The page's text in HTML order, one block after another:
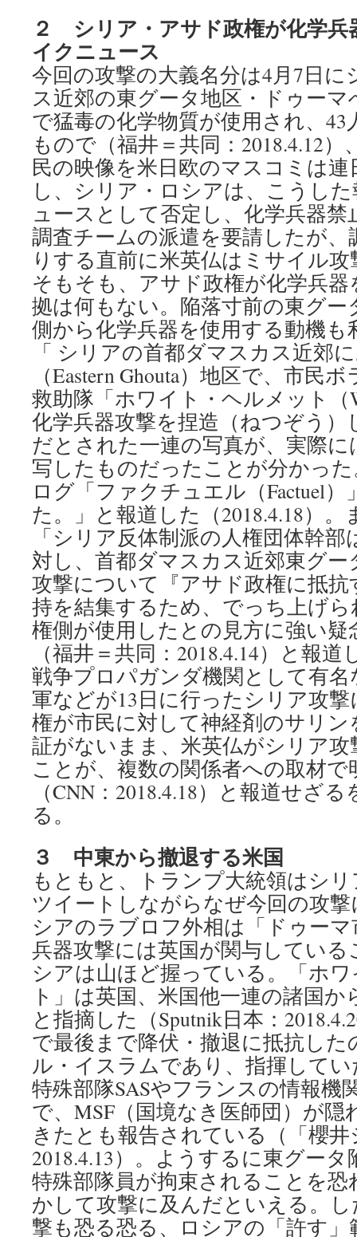
２ シリア・アサド政権が化学兵
イクニュース
今回の攻撃の大義名分は4月7日
ス近郊の東グータ地区・ドゥー
で猛毒の化学物質が使用され、
もので（福井＝共同：2018.4.12
民の映像を米日欧のマスコミは
し、シリア・ロシアは、こうし
ュースとして否定し、化学兵器禁
調査チームの派遣を要請したが、
りする直前に米英仏はミサイル
そもそも、アサド政権が化学兵
拠は何もない。陥落寸前の東グー
側から化学兵器を使用する動機も
「 シリアの首都ダマスカス近郊
（Eastern Ghouta）地区で、市民
救助隊「ホワイト・ヘルメット（
化学兵器攻撃を捏造（ねつぞう
だとされた一連の写真が、実際
写したものだったことが分かっ
ログ「ファクチュエル（Factuel
た。」と報道した（2018.4.18）
「シリア反体制派の人権団体幹
対し、首都ダマスカス近郊東グ
攻撃について『アサド政権に抵
持を結集するため、でっち上げ
権側が使用したとの見方に強い疑
（福井＝共同：2018.4.14）と報
戦争プロパガンダ機関として有
軍などが13日に行ったシリア攻
権が市民に対して神経剤のサリ
証がないまま、米英仏がシリア
ことが、複数の関係者への取材
（CNN：2018.4.18）と報道せざ
る。
３ 中東から撤退する米国
もともと、トランプ大統領はシ
ツイートしながらなぜ今回の攻
シアのラブロフ外相は「ドゥー
兵器攻撃には英国が関与してい
シアは山ほど握っている。「ホ
ト」は英国、米国他一連の諸国
と指摘した（Sputnik日本：
で最後まで降伏・撤退に抵抗し
ル・イスラムであり、指揮して
特殊部隊SASやフランスの情報機
で、MSF（国境なき医師団）が
きたとも報告されている（「櫻
2018.4.13）。ようするに東グー
特殊部隊員が拘束されることを
かして攻撃に及んだといえる。
撃も恐る恐る、ロシアの「許す